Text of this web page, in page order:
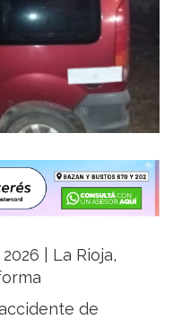
| La Rioja,
de